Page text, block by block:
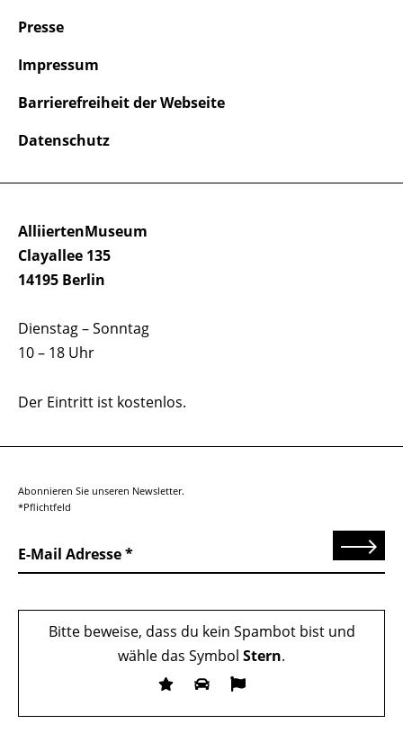
AlliiertenMuseum
Clayallee 135
14195 Berlin
Dienstag – Sonntag
10 – 18 Uhr
Der Eintritt ist kostenlos.
Presse
Impressum
Barrierefreiheit der Webseite
Datenschutz
Abonnieren Sie unseren Newsletter.
*Pflichtfeld
E-Mail Adresse Senden
Bitte beweise, dass du kein Spambot bist und
wähle das Symbol Stern.